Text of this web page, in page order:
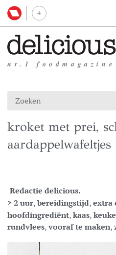
nr.1 foodmagazine
kroket met prei,
aardappelwafeltjes
Redactie delicious.
> 2 uur,bereidingstijd,extra
hoofdingrediënt,kaas,
rundvlees,vooraf te maken,